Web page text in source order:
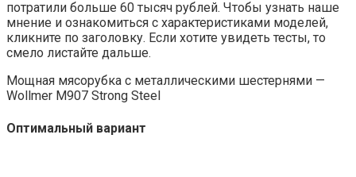
потратили больше 60 тысяч рублей. Чтобы узнать наше
мнение и ознакомиться с характеристиками моделей,
кликните по заголовку. Если хотите увидеть тесты, то
смело листайте дальше.
Мощная мясорубка с металлическими шестернями —
Wollmer М907 Strong Steel
Оптимальный вариант